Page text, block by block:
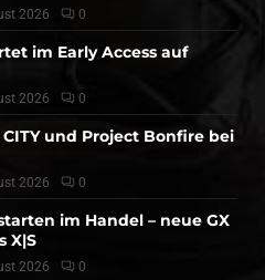
2026 0
im Early Access auf
2026 0
CITY und Project Bonfire bei
2026 0
im Handel – neue GX
X|S
2026 0